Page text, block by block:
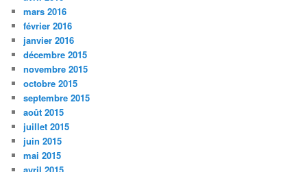
mars 2016
février 2016
janvier 2016
décembre 2015
novembre 2015
octobre 2015
septembre 2015
août 2015
juillet 2015
juin 2015
mai 2015